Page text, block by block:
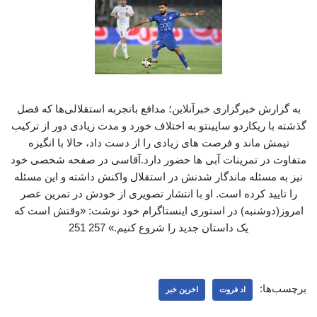
به گزارش خبرگزاری خبرآنلاین؛ مدافع باتجربه استقلالی‌ها که فصل
گذشته با ریکاردو ساپینتو به اختلاف خورد و مدت زیادی دور از ترکیب
تیمش ماند و فرصت های زیادی را از دست داد، حالا با انگیزه
متفاوت در تمرینات آبی ها حضور دارد.آقاسی در صفحه شخصی خود
نیز به مسئله ماندگار شدنش در استقلال واکنش داشته و این مسئله
را تایید کرده است. او با انتشار تصویری از خودش در تمرین عصر
امروز(دوشنبه) در استوری اینستاگرام خود نوشت: «وقتش است که
یک داستان جدید را شروع کنیم.» 257 251
برچسب‌ها: اد فروت اخرین خبر